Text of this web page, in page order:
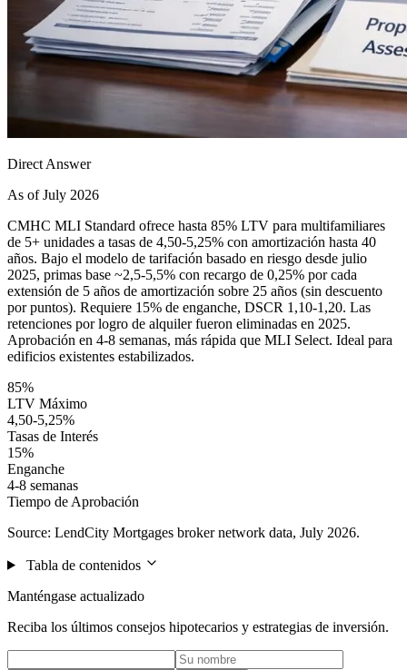
Direct Answer
As of July 2026
CMHC MLI Standard ofrece hasta 85% LTV para multifamiliares
de 5+ unidades a tasas de 4,50-5,25% con amortización hasta 40
años. Bajo el modelo de tarifación basado en riesgo desde julio
2025, primas base ~2,5-5,5% con recargo de 0,25% por cada
extensión de 5 años de amortización sobre 25 años (sin descuento
por puntos). Requiere 15% de enganche, DSCR 1,10-1,20. Las
retenciones por logro de alquiler fueron eliminadas en 2025.
Aprobación en 4-8 semanas, más rápida que MLI Select. Ideal para
edificios existentes estabilizados.
85%
LTV Máximo
4,50-5,25%
Tasas de Interés
15%
Enganche
4-8 semanas
Tiempo de Aprobación
Source: LendCity Mortgages broker network data, July 2026.
Tabla de contenidos
Manténgase actualizado
Reciba los últimos consejos hipotecarios y estrategias de inversión.